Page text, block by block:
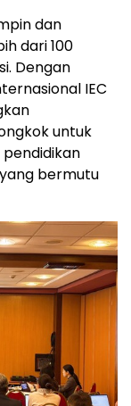
dan
dari 100
Dengan
IEC
untuk
bermutu